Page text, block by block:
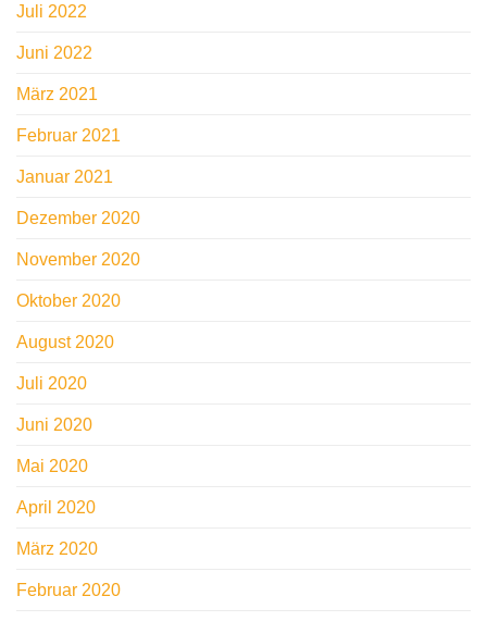
Juli 2022
Juni 2022
März 2021
Februar 2021
Januar 2021
Dezember 2020
November 2020
Oktober 2020
August 2020
Juli 2020
Juni 2020
Mai 2020
April 2020
März 2020
Februar 2020